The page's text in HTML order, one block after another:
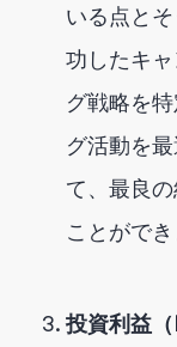
いる点と
功したキ
グ戦略を
グ活動を
て、最良
ことができ
投資利益（